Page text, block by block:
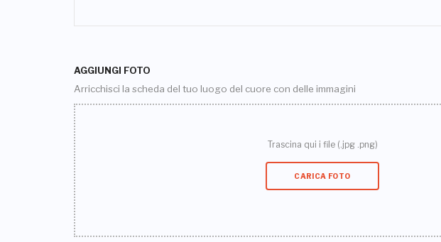
AGGIUNGI FOTO
Arricchisci la scheda del tuo luogo del cuore con delle immagini
Trascina qui i file (.jpg .png)
CARICA FOTO